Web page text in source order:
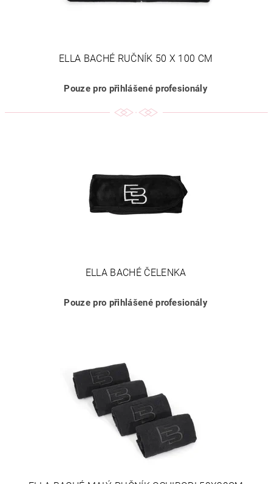
ELLA BACHÉ RUČNÍK 50 X 100 CM
Pouze pro přihlášené profesionály
ELLA BACHÉ ČELENKA
Pouze pro přihlášené profesionály